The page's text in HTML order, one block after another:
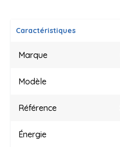
Caractéristiques
Marque
Modèle
Référence
Énergie